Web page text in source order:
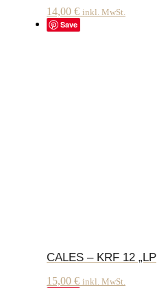
14,00 € inkl. MwSt.
Save
CALES – KRF 12 „LP
15,00 € inkl. MwSt.